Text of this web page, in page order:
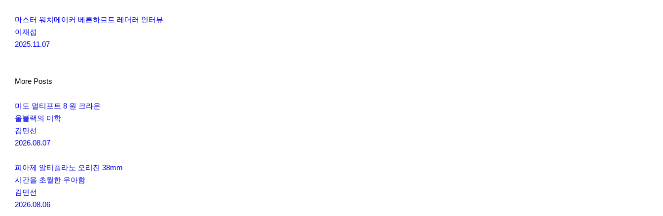
마스터 워치메이커 베른하르트 레더러 인터뷰
이재섭
2025.11.07
More Posts
미도 멀티포트 8 원 크라운
올블랙의 미학
김민선
2026.08.07
피아제 알티플라노 오리진 38mm
시간을 초월한 우아함
김민선
2026.08.06